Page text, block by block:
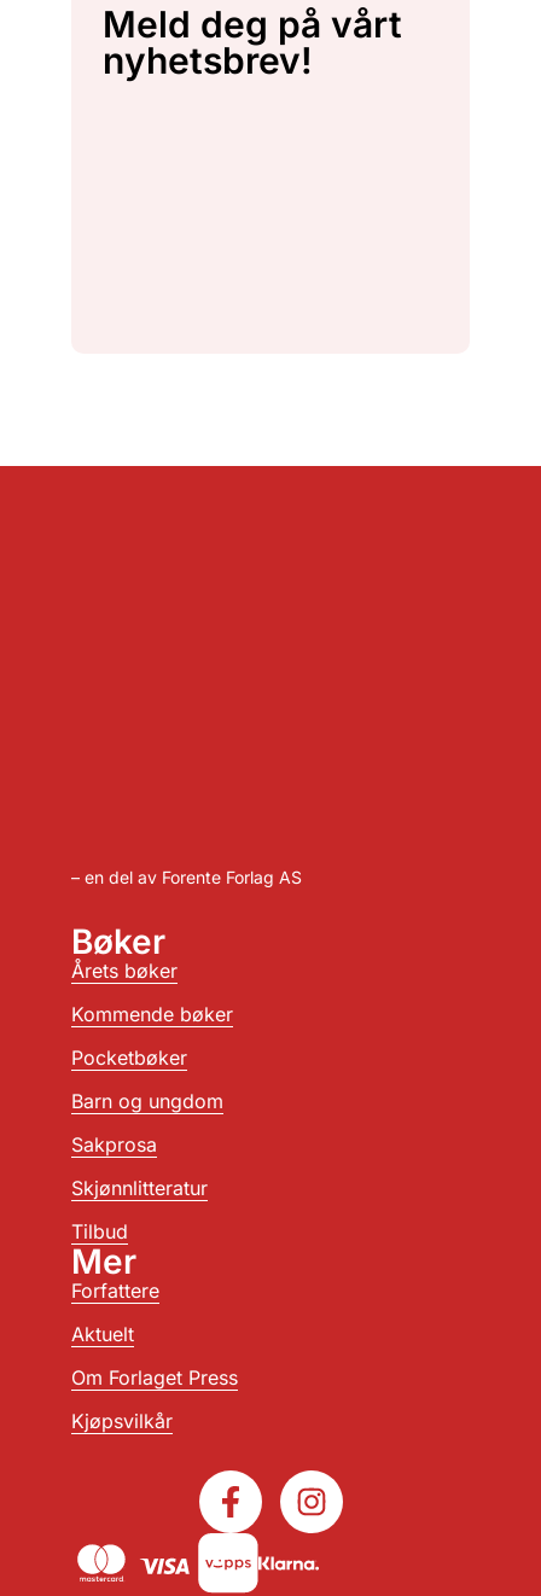
Meld deg på vårt
nyhetsbrev!
– en del av Forente Forlag AS
Bøker
Årets bøker
Kommende bøker
Pocketbøker
Barn og ungdom
Sakprosa
Skjønnlitteratur
Tilbud
Mer
Forfattere
Aktuelt
Om Forlaget Press
Kjøpsvilkår